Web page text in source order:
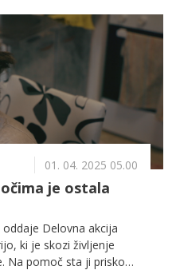
dopoldne, kot ostale
s procesijo.
01. 04. 2025 05.00
je ostala
Delovna akcija
ki je skozi življenje
Na pomoč sta ji priskočili